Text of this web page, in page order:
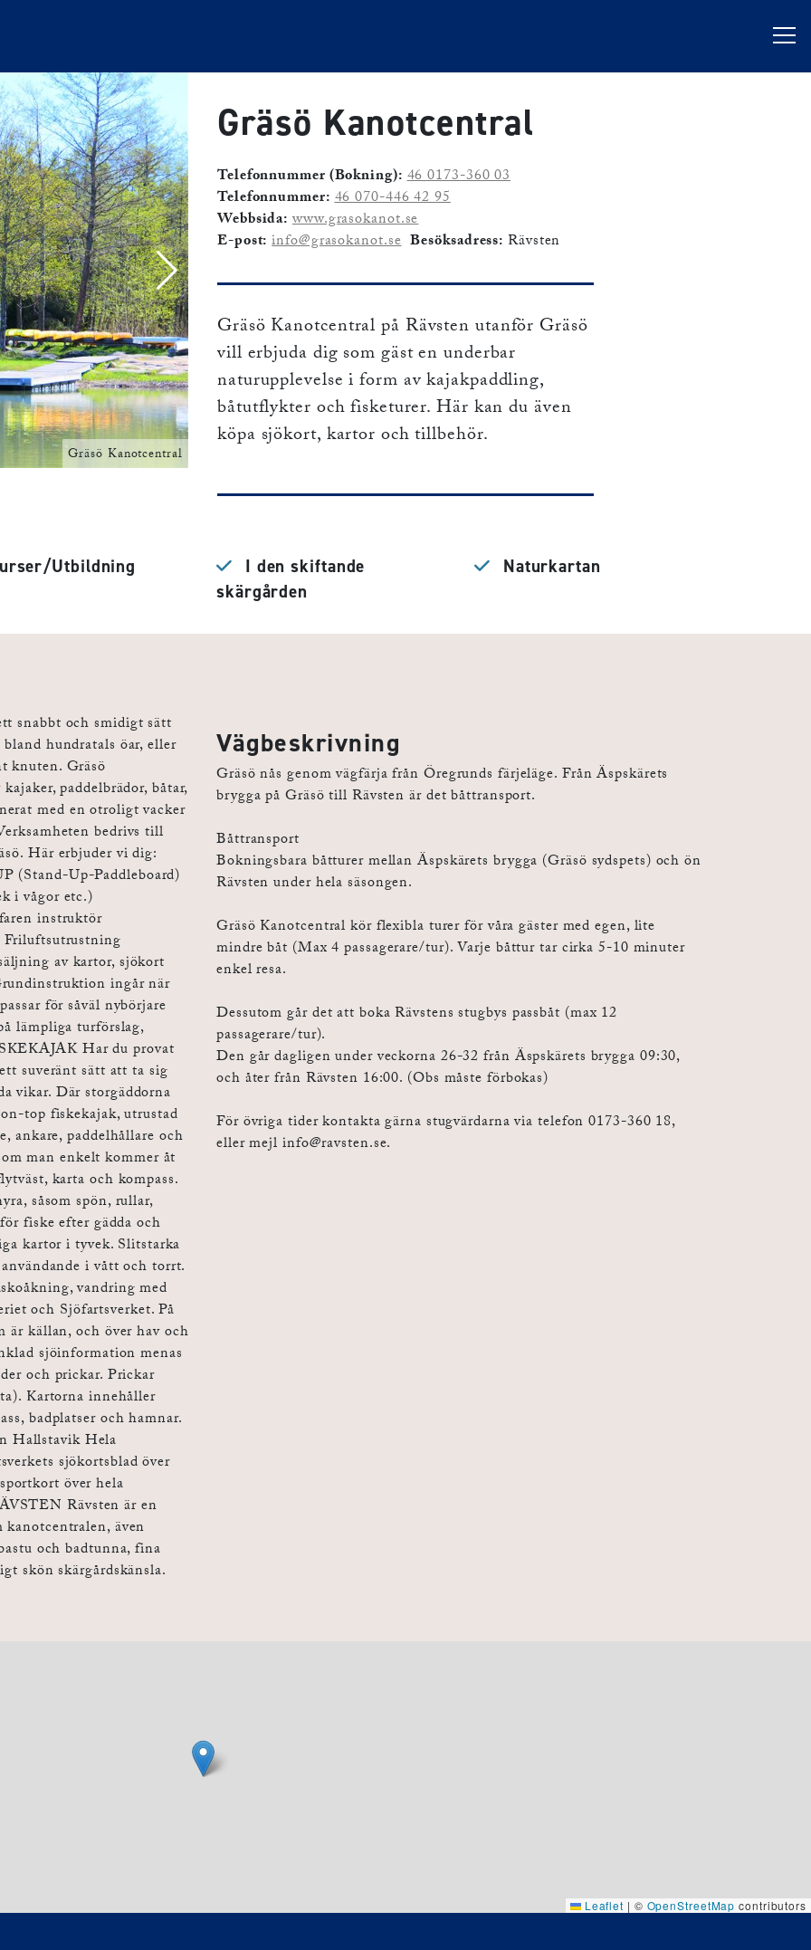
Gräsö Kanotcentral
Gräsö Kanotcentral
Telefonnummer (Bokning): 46 0173-360 03
Telefonnummer: 46 070-446 42 95
Webbsida: www.grasokanot.se
E-post: info@grasokanot.se Besöksadress: Rävsten
Gräsö Kanotcentral på Rävsten utanför Gräsö
vill erbjuda dig som gäst en underbar
naturupplevelse i form av kajakpaddling,
båtutflykter och fisketurer. Här kan du även
köpa sjökort, kartor och tillbehör.
Utbildning
I den skiftande
skärgården
Naturkartan
snabbt och smidigt sätt
hundratals öar, eller
knuten. Gräsö
paddelbrädor, båtar,
med en otroligt vacker
bedrivs till
Här erbjuder vi dig:
(Stand-Up-Paddleboard)
i vågor etc.)
instruktör
av kartor, sjökort
ingår när
för såväl nybörjare
lämpliga turförslag,
Har du provat
suveränt sätt att ta sig
vikar. Där storgäddorna
top fiskekajak, utrustad
ankare, paddelhållare och
man enkelt kommer åt
karta och kompass.
såsom spön, rullar,
fiske efter gädda och
kartor i tyvek. Slitstarka
i vått och torrt.
vandring med
och Sjöfartsverket. På
är källan, och över hav och
sjöinformation menas
och prickar. Prickar
Kartorna innehåller
badplatser och hamnar.
Hallstavik Hela
sjökortsblad över
över hela
Rävsten är en
även
och badtunna, fina
skön skärgårdskänsla.
Vägbeskrivning
Gräsö nås genom vägfärja från Öregrunds färjeläge. Från Äspskärets
brygga på Gräsö till Rävsten är det båttransport.
Båttransport
Bokningsbara båtturer mellan Äspskärets brygga (Gräsö sydspets) och ön
Rävsten under hela säsongen.
Gräsö Kanotcentral kör flexibla turer för våra gäster med egen, lite
mindre båt (Max 4 passagerare/tur). Varje båttur tar cirka 5-10 minuter
enkel resa.
Dessutom går det att boka Rävstens stugbys passbåt (max 12
passagerare/tur).
Den går dagligen under veckorna 26-32 från Äspskärets brygga 09:30,
och åter från Rävsten 16:00. (Obs måste förbokas)
För övriga tider kontakta gärna stugvärdarna via telefon 0173-360 18,
eller mejl info@ravsten.se.
Leaflet | © OpenStreetMap contributors